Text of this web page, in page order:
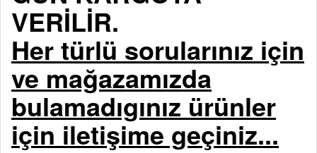
VERİLİR.
Her türlü sorularınız için
ve mağazamızda
bulamadıgınız ürünler
için iletişime geçiniz...